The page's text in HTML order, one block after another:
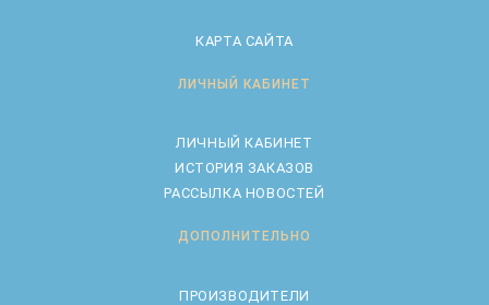
КАРТА САЙТА
ЛИЧНЫЙ КАБИНЕТ
ЛИЧНЫЙ КАБИНЕТ
ИСТОРИЯ ЗАКАЗОВ
РАССЫЛКА НОВОСТЕЙ
ДОПОЛНИТЕЛЬНО
ПРОИЗВОДИТЕЛИ